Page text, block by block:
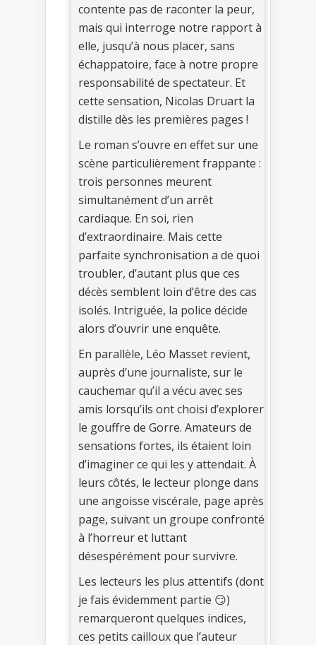
contente pas de raconter la peur,
mais qui interroge notre rapport à
elle, jusqu’à nous placer, sans
échappatoire, face à notre propre
responsabilité de spectateur. Et
cette sensation, Nicolas Druart la
distille dès les premières pages !
Le roman s’ouvre en effet sur une
scène particulièrement frappante :
trois personnes meurent
simultanément d’un arrêt
cardiaque. En soi, rien
d’extraordinaire. Mais cette
parfaite synchronisation a de quoi
troubler, d’autant plus que ces
décès semblent loin d’être des cas
isolés. Intriguée, la police décide
alors d’ouvrir une enquête.
En parallèle, Léo Masset revient,
auprès d’une journaliste, sur le
cauchemar qu’il a vécu avec ses
amis lorsqu’ils ont choisi d’explorer
le gouffre de Gorre. Amateurs de
sensations fortes, ils étaient loin
d’imaginer ce qui les y attendait. À
leurs côtés, le lecteur plonge dans
une angoisse viscérale, page après
page, suivant un groupe confronté
à l’horreur et luttant
désespérément pour survivre.
Les lecteurs les plus attentifs (dont
je fais évidemment partie 😏)
remarqueront quelques indices,
ces petits cailloux que l’auteur